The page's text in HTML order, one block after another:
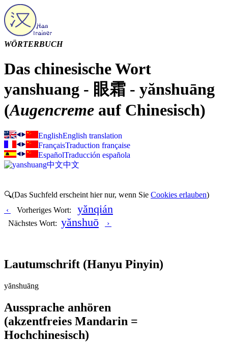
WÖRTERBUCH
Das chinesische Wort
yanshuang - 眼霜 - yănshuāng
(Augencreme auf Chinesisch)
EnglishEnglish translation
FrançaisTraduction française
EspañolTraducción española
中文中文
🔍(Das Suchfeld erscheint hier nur, wenn Sie Cookies erlauben)
‹
Vorheriges Wort: yănqián
Nächstes Wort: yănshuō ›
Lautumschrift (Hanyu Pinyin)
yănshuāng
Aussprache anhören
(akzentfreies Mandarin =
Hochchinesisch)